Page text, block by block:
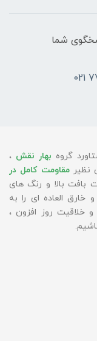
پاسخگوی شما
گروه بهار نقش ،
نظیرمقاومت کامل در
بافت بالا و رنگ های
خارق العاده ای را به
خلاقیت روز افزون ،